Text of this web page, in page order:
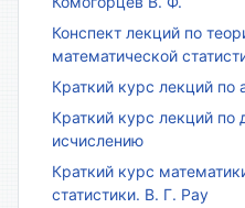
Конспект лекций по
математической
Краткий курс лекций по
Краткий курс лекций
исчислению
Краткий курс
статистики. В. Г. Рау